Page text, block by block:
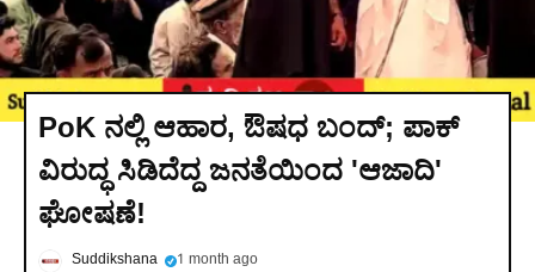
PoK ನಲ್ಲಿ ಆಹಾರ, ಔಷಧ ಬಂದ್; ಪಾಕ್
ವಿರುದ್ಧ ಸಿಡಿದೆದ್ದ ಜನತೆಯಿಂದ 'ಆಜಾದಿ'
ಘೋಷಣೆ!
Suddikshana 1 month ago